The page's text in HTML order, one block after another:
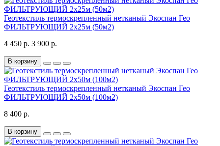
Геотекстиль термоскрепленный нетканый Экоспан Гео
ФИЛЬТРУЮЩИЙ 2х25м (50м2)
4 450 р. 3 900 р.
В корзину
Геотекстиль термоскрепленный нетканый Экоспан Гео
ФИЛЬТРУЮЩИЙ 2х50м (100м2)
8 400 р.
В корзину